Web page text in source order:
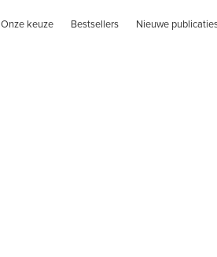
Onze keuze Bestsellers Nieuwe